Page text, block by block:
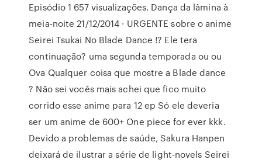
Episódio 1 657 visualizações. Dança da lâmina à
meia-noite 21/12/2014 · URGENTE sobre o anime
Seirei Tsukai No Blade Dance !? Ele tera
continuação? uma segunda temporada ou ou
Ova Qualquer coisa que mostre a Blade dance
? Não sei vocês mais achei que fico muito
corrido esse anime para 12 ep Só ele deveria
ser um anime de 600+ One piece for ever kkk.
Devido a problemas de saúde, Sakura Hanpen
deixará de ilustrar a série de light-novels Seirei